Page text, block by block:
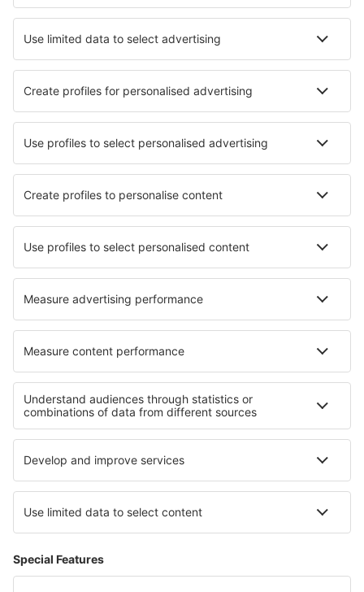
Unterkunft in Çamlıhemşin Unterkunft in Kahramanmaraş
Die besten Unterkünfte - Städte
Unterkunft in Schönengrund Unterkunft in Arenales del Sol
Unterkunft in Motu Ome Unterkunft in Hardy
Unterkunft Gouladane Unterkunft in Porto Cesareo
Unterkunft in Kappadokien
Unterkunft an der Türkischen Riviera
Unterkunft an der Ägäischen Riviera Unterkunft in Brac Island
Unterkunft im Jasper-Nationalpark Unterkunft in Huatulco
Unterkunft in Cesar Unterkunft im Olympic-Nationalpark